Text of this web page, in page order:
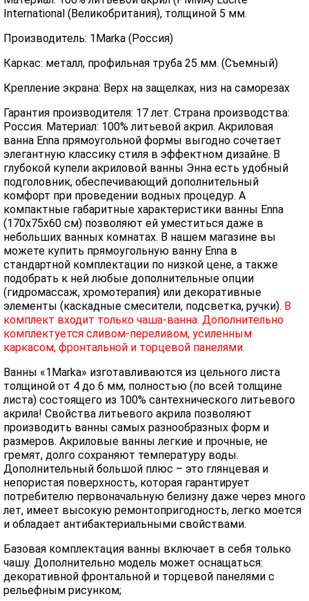
International (Великобритания), толщиной 5 мм.
Производитель: 1Marka (Россия)
Каркас: металл, профильная труба 25 мм. (Съемный)
Крепление экрана: Верх на защелках, низ на саморезах
Гарантия производителя: 17 лет. Страна производства:
Россия. Материал: 100% литьевой акрил. Акриловая
ванна Enna прямоугольной формы выгодно сочетает
элегантную классику стиля в эффектном дизайне. В
глубокой купели акриловой ванны Энна есть удобный
подголовник, обеспечивающий дополнительный
комфорт при проведении водных процедур. А
компактные габаритные характеристики ванны Enna
(170х75х60 см) позволяют ей уместиться даже в
небольших ванных комнатах. В нашем магазине вы
можете купить прямоугольную ванну Enna в
стандартной комплектации по низкой цене, а также
подобрать к ней любые дополнительные опции
(гидромассаж, хромотерапия) или декоративные
элементы (каскадные смесители, подсветка, ручки). В
комплект входит только чаша-ванна. Дополнительно
комплектуется сливом-переливом, усиленным
каркасом, фронтальной и торцевой панелями.
Ванны «1Marka» изготавливаются из цельного листа
толщиной от 4 до 6 мм, полностью (по всей толщине
листа) состоящего из 100% сантехнического литьевого
акрила! Свойства литьевого акрила позволяют
производить ванны самых разнообразных форм и
размеров. Акриловые ванны легкие и прочные, не
гремят, долго сохраняют температуру воды.
Дополнительный большой плюс – это глянцевая и
непористая поверхность, которая гарантирует
потребителю первоначальную белизну даже через много
лет, имеет высокую ремонтопригодность, легко моется
и обладает антибактериальными свойствами.
Базовая комплектация ванны включает в себя только
чашу. Дополнительно модель может оснащаться:
декоративной фронтальной и торцевой панелями с
рельефным рисунком;